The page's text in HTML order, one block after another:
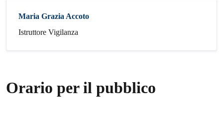
Maria Grazia Accoto
Istruttore Vigilanza
Orario per il pubblico